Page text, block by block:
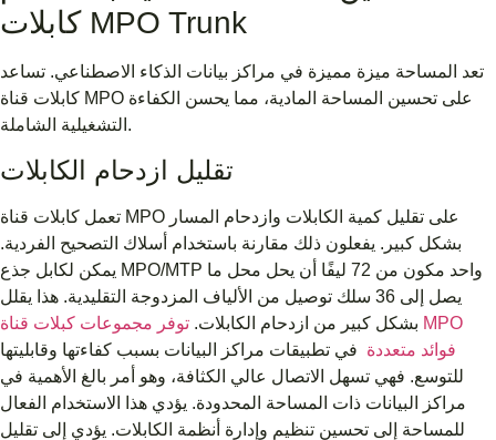
كابلات MPO Trunk
تعد المساحة ميزة مميزة في مراكز بيانات الذكاء الاصطناعي. تساعد
كابلات قناة MPO على تحسين المساحة المادية، مما يحسن الكفاءة
التشغيلية الشاملة.
تقليل ازدحام الكابلات
تعمل كابلات قناة MPO على تقليل كمية الكابلات وازدحام المسار
بشكل كبير. يفعلون ذلك مقارنة باستخدام أسلاك التصحيح الفردية.
يمكن لكابل جذع MPO/MTP واحد مكون من 72 ليفًا أن يحل محل ما
يصل إلى 36 سلك توصيل من الألياف المزدوجة التقليدية. هذا يقلل
بشكل كبير من ازدحام الكابلات. توفر مجموعات كبلات قناة MPO
فوائد متعددة في تطبيقات مراكز البيانات بسبب كفاءتها وقابليتها
للتوسع. فهي تسهل الاتصال عالي الكثافة، وهو أمر بالغ الأهمية في
مراكز البيانات ذات المساحة المحدودة. يؤدي هذا الاستخدام الفعال
للمساحة إلى تحسين تنظيم وإدارة أنظمة الكابلات. يؤدي إلى تقليل